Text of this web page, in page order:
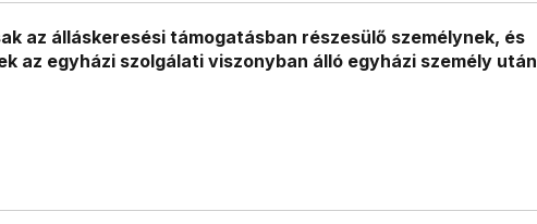
az álláskeresési támogatásban részesülő személynek, és
az egyházi szolgálati viszonyban álló egyházi személy után